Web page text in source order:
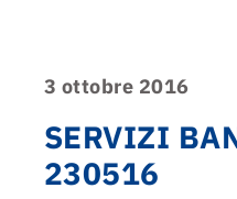
3 ottobre 2016
SERVIZI
230516